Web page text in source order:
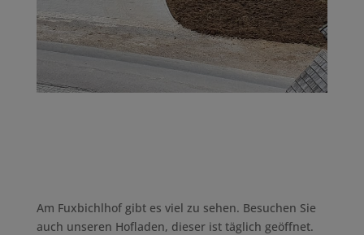
Am Fuxbichlhof gibt es viel zu sehen. Besuchen Sie
auch unseren Hofladen, dieser ist täglich geöffnet.